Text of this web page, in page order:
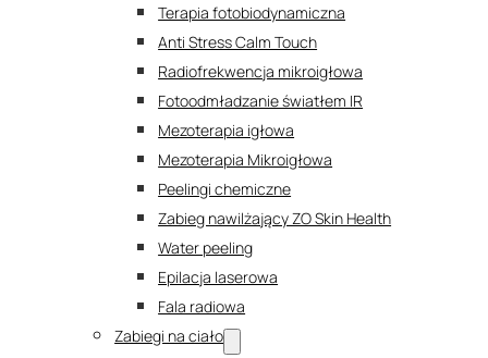
Terapia fotobiodynamiczna
Anti Stress Calm Touch
Radiofrekwencja mikroigłowa
Fotoodmładzanie światłem IR
Mezoterapia igłowa
Mezoterapia Mikroigłowa
Peelingi chemiczne
Zabieg nawilżający ZO Skin Health
Water peeling
Epilacja laserowa
Fala radiowa
Zabiegi na ciało